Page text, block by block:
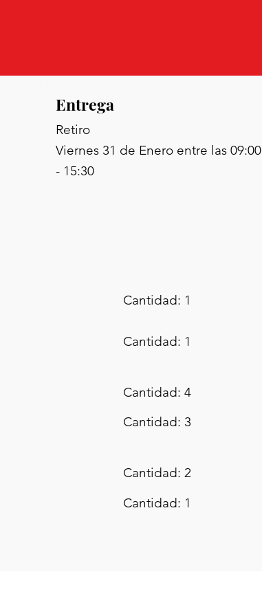
Entrega
Retiro
Viernes 31 de Enero entre las 09:00
- 15:30
Cantidad: 1
Cantidad: 1
Cantidad: 4
Cantidad: 3
Cantidad: 2
Cantidad: 1